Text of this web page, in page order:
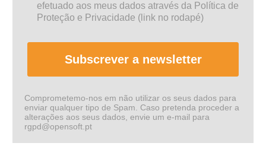
efetuado aos meus dados através da Política de
Proteção e Privacidade (link no rodapé)
Subscrever a newsletter
Comprometemo-nos em não utilizar os seus dados para
enviar qualquer tipo de Spam. Caso pretenda proceder a
alterações aos seus dados, envie um e-mail para
rgpd@opensoft.pt